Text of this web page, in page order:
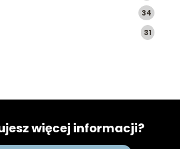
34
31
więcej informacji?